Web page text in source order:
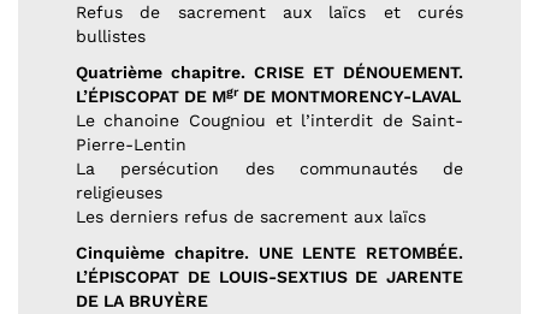
Refus de sacrement aux laïcs et curés
bullistes
Quatrième chapitre. CRISE ET DÉNOUEMENT.
L’ÉPISCOPAT DE MgrDE MONTMORENCY-LAVAL
Le chanoine Cougniou et l’interdit de Saint-
Pierre-Lentin
La persécution des communautés de
religieuses
Les derniers refus de sacrement aux laïcs
Cinquième chapitre. UNE LENTE RETOMBÉE.
L’ÉPISCOPAT DE LOUIS-SEXTIUS DE JARENTE
DE LA BRUYÈRE